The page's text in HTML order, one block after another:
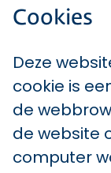
Cookies
Deze
cookie is
de
de website
computer